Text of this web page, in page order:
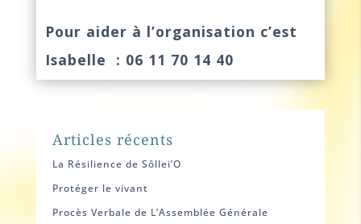
Pour aider à l’organisation c’est
Isabelle : 06 11 70 14 40
Articles récents
La Résilience de Sôllei’O
Protéger le vivant
Procès Verbale de L’Assemblée Générale